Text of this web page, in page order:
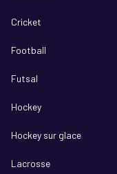
Cricket
Football
Futsal
Hockey
Hockey sur glace
Lacrosse